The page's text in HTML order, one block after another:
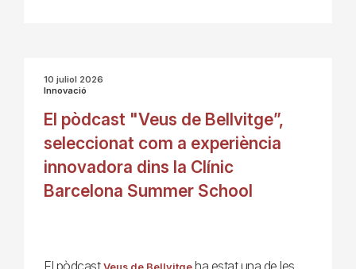
10 juliol 2026
Innovació
El pòdcast "Veus de Bellvitge”,
seleccionat com a experiència
innovadora dins la Clínic
Barcelona Summer School
El pòdcast
ha estat una de les